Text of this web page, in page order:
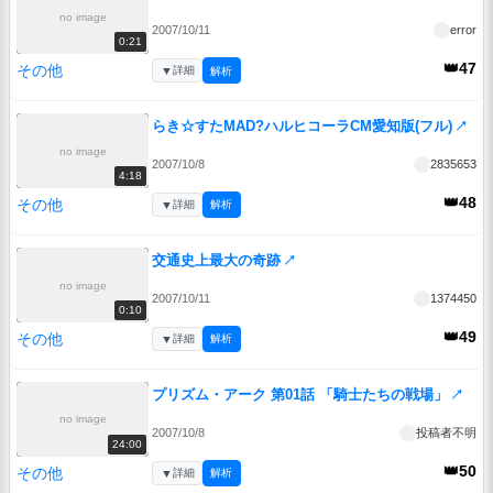
no image
0:21
2007/10/11 error
その他 👑47
▼詳細 解析
no image
4:18
らき☆すたMAD?ハルヒコーラCM愛知版(フル) ↗
2007/10/8 2835653
その他 👑48
▼詳細 解析
no image
0:10
交通史上最大の奇跡 ↗
2007/10/11 1374450
その他 👑49
▼詳細 解析
no image
24:00
プリズム・アーク 第01話 「騎士たちの戦場」 ↗
2007/10/8 投稿者不明
その他 👑50
▼詳細 解析